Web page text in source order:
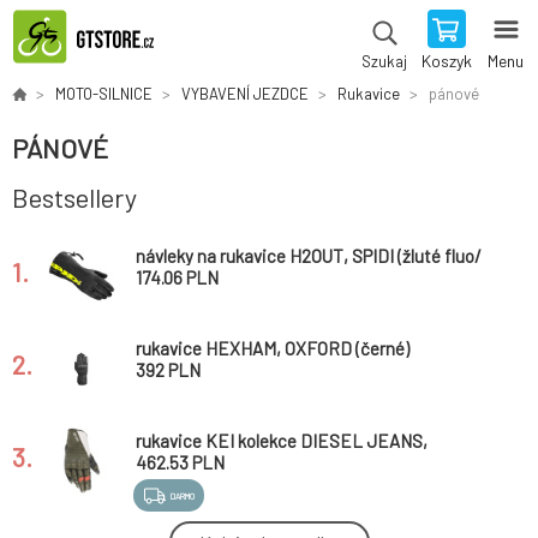
Szukaj Koszyk Menu
MOTO-SILNICE VYBAVENÍ JEZDCE Rukavice pánové
PÁNOVÉ
Bestsellery
1.
návleky na rukavice H2OUT, SPIDI (žluté fluo/
černé)
174.06 PLN
2.
rukavice HEXHAM, OXFORD (černé)
392 PLN
3.
DARMO
rukavice KEI kolekce DIESEL JEANS,
ALPINESTARS (zelená/černá/červená/bílá)
462.53 PLN
Moto rukavice RICHA STREET TOURING